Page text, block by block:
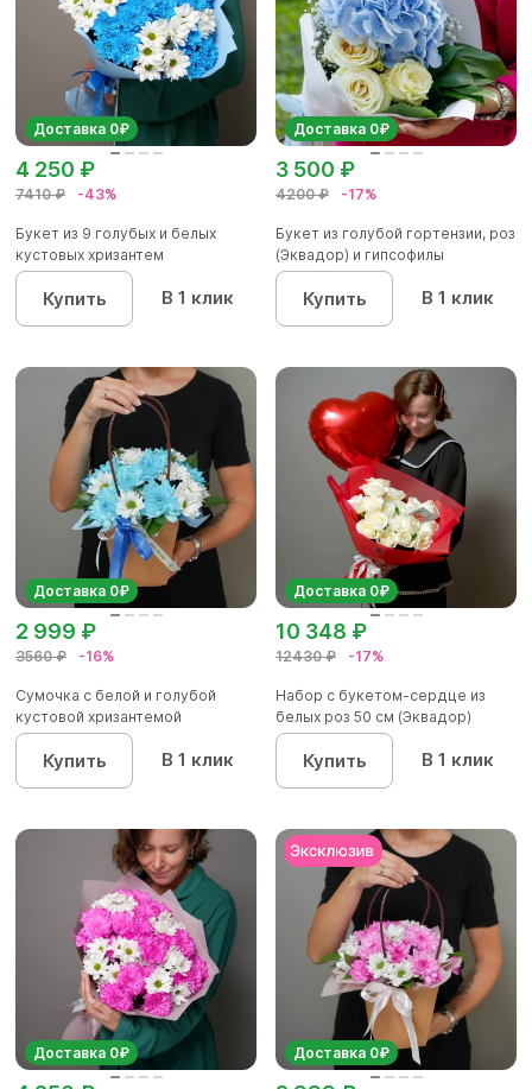
Доставка 0₽
7410 ₽ -43%
4 250 ₽
Букет из 9 голубых и белых
кустовых хризантем
Купить В 1 клик
Доставка 0₽
4200 ₽ -17%
3 500 ₽
Букет из голубой гортензии, роз
(Эквадор) и гипсофилы
Купить В 1 клик
Доставка 0₽
3560 ₽ -16%
2 999 ₽
Сумочка с белой и голубой
кустовой хризантемой
Купить В 1 клик
Доставка 0₽
12430 ₽ -17%
10 348 ₽
Набор с букетом-сердце из
белых роз 50 см (Эквадор)
Купить В 1 клик
Доставка 0₽ Доставка 0₽